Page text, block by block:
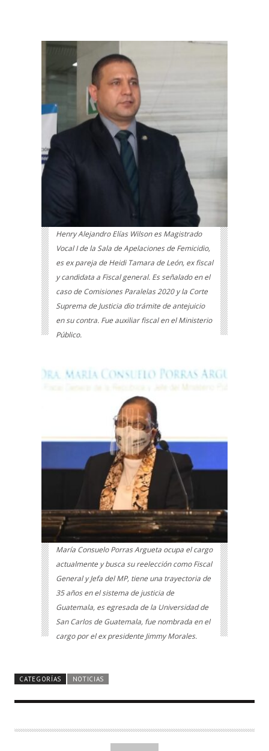
Henry Alejandro Elías Wilson es Magistrado
Vocal I de la Sala de Apelaciones de Femicidio,
es ex pareja de Heidi Tamara de León, ex fiscal
y candidata a Fiscal general. Es señalado en el
caso de Comisiones Paralelas 2020 y la Corte
Suprema de Justicia dio trámite de antejuicio
en su contra. Fue auxiliar fiscal en el Ministerio
Público.
María Consuelo Porras Argueta ocupa el cargo
actualmente y busca su reelección como Fiscal
General y Jefa del MP, tiene una trayectoria de
35 años en el sistema de justicia de
Guatemala, es egresada de la Universidad de
San Carlos de Guatemala, fue nombrada en el
cargo por el ex presidente Jimmy Morales.
CATEGORÍAS NOTICIAS